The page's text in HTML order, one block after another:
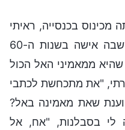
בכנסייה, ראיתי
את אשתי לשה בצק, ולידה ישבה אישה בשנות ה-60
ממאמיני האל הכול
"את מתכחשת לכתבי
שאת מאמינה באל?
לי בסבלנות, "אח, אל